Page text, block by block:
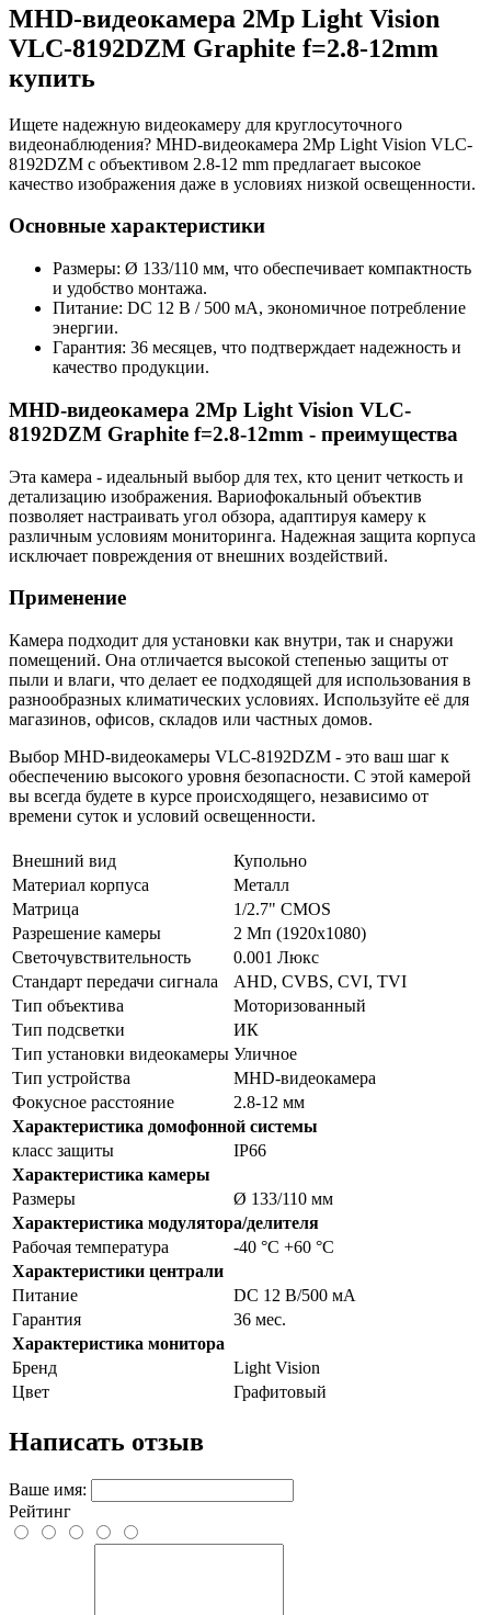
MHD-видеокамера 2Mp Light Vision
VLC-8192DZM Graphite f=2.8-12mm
купить
Ищете надежную видеокамеру для круглосуточного
видеонаблюдения? MHD-видеокамера 2Mp Light Vision VLC-
8192DZM с объективом 2.8-12 mm предлагает высокое
качество изображения даже в условиях низкой освещенности.
Основные характеристики
Размеры: Ø 133/110 мм, что обеспечивает компактность
и удобство монтажа.
Питание: DC 12 В / 500 мА, экономичное потребление
энергии.
Гарантия: 36 месяцев, что подтверждает надежность и
качество продукции.
MHD-видеокамера 2Mp Light Vision VLC-
8192DZM Graphite f=2.8-12mm - преимущества
Эта камера - идеальный выбор для тех, кто ценит четкость и
детализацию изображения. Вариофокальный объектив
позволяет настраивать угол обзора, адаптируя камеру к
различным условиям мониторинга. Надежная защита корпуса
исключает повреждения от внешних воздействий.
Применение
Камера подходит для установки как внутри, так и снаружи
помещений. Она отличается высокой степенью защиты от
пыли и влаги, что делает ее подходящей для использования в
разнообразных климатических условиях. Используйте её для
магазинов, офисов, складов или частных домов.
Выбор MHD-видеокамеры VLC-8192DZM - это ваш шаг к
обеспечению высокого уровня безопасности. С этой камерой
вы всегда будете в курсе происходящего, независимо от
времени суток и условий освещенности.
Внешний вид
Купольно
Материал корпуса
Металл
Матрица
1/2.7" CMOS
Разрешение камеры
2 Мп (1920x1080)
Светочувствительность
0.001 Люкс
Стандарт передачи сигнала
AHD, CVBS, CVI, TVI
Тип объектива
Моторизованный
Тип подсветки
ИК
Тип установки видеокамеры Уличное
Тип устройства
MHD-видеокамера
Фокусное расстояние
2.8-12 мм
Характеристика домофонной системы
класс защиты
IP66
Характеристика камеры
Размеры
Ø 133/110 мм
Характеристика модулятора/делителя
Рабочая температура
-40 °C +60 °C
Характеристики централи
Питание
DC 12 В/500 мА
Гарантия
36 мес.
Характеристика монитора
Бренд
Light Vision
Цвет
Графитовый
Написать отзыв
Ваше имя:
Рейтинг